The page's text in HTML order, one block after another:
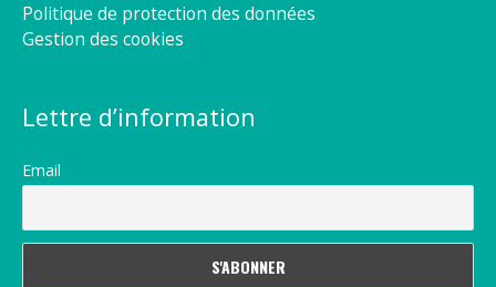
Politique de protection des données
Gestion des cookies
Lettre d’information
Email